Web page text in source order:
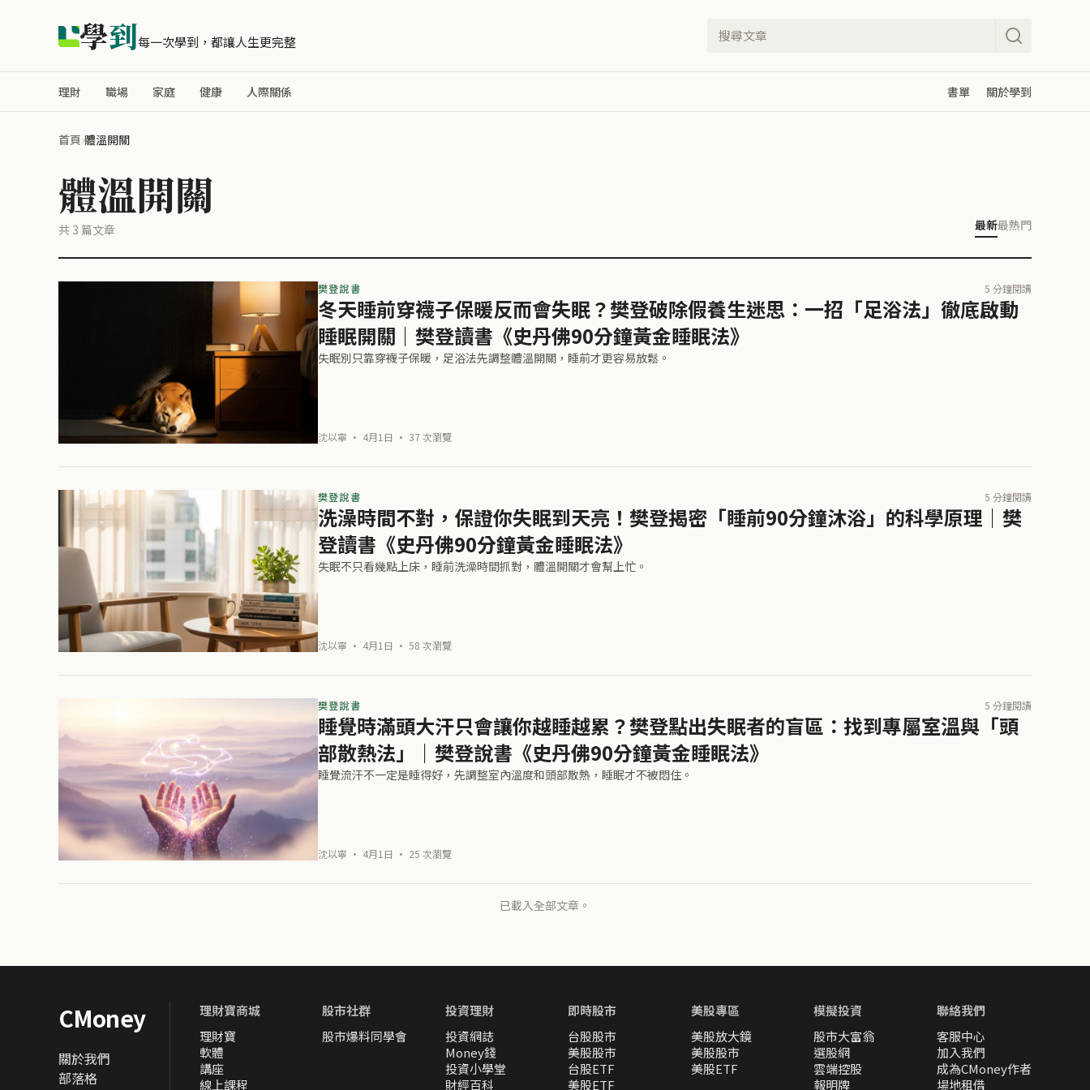
學到每一次學到，都讓人生更完整
理財 職場 家庭 健康 人際關係 書單 關於學到
首頁›體溫開關
體溫開關
共 3 篇文章 最新最熱門
樊登說書 5 分鐘閱讀
冬天睡前穿襪子保暖反而會失眠？樊登破除假養生迷思：一招「足浴法」徹底啟動
睡眠開關｜樊登讀書《史丹佛90分鐘黃金睡眠法》
失眠別只靠穿襪子保暖，足浴法先調整體溫開關，睡前才更容易放鬆。
沈以寧 · 4月1日 · 37 次瀏覽
樊登說書 5 分鐘閱讀
洗澡時間不對，保證你失眠到天亮！樊登揭密「睡前90分鐘沐浴」的科學原理｜樊
登讀書《史丹佛90分鐘黃金睡眠法》
失眠不只看幾點上床，睡前洗澡時間抓對，體溫開關才會幫上忙。
沈以寧 · 4月1日 · 58 次瀏覽
樊登說書 5 分鐘閱讀
睡覺時滿頭大汗只會讓你越睡越累？樊登點出失眠者的盲區：找到專屬室溫與「頭
部散熱法」｜樊登說書《史丹佛90分鐘黃金睡眠法》
睡覺流汗不一定是睡得好，先調整室內溫度和頭部散熱，睡眠才不被悶住。
沈以寧 · 4月1日 · 25 次瀏覽
已載入全部文章。
CMoney
關於我們
部落格
理財寶商城
理財寶
軟體
講座
線上課程
股市社群
股市爆料同學會
投資理財
投資網誌
Money錢
投資小學堂
財經百科
即時股市
台股股市
美股股市
台股ETF
美股ETF
美股專區
美股放大鏡
美股股市
美股ETF
模擬投資
股市大富翁
選股網
雲端控股
報明牌
聯絡我們
客服中心
加入我們
成為CMoney作者
場地租借